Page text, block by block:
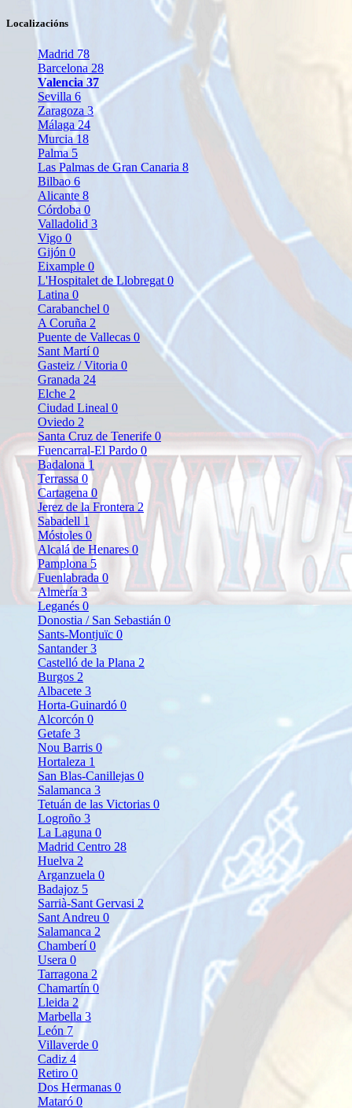
Localizacións
Madrid 78
Barcelona 28
Valencia 37
Sevilla 6
Zaragoza 3
Málaga24
Murcia18
Palma 5
Las Palmas de Gran Canaria 8
Bilbao 6
Alicante 8
Córdoba 0
Valladolid 3
Vigo 0
Gijón 0
Eixample 0
L'Hospitalet de Llobregat 0
Latina 0
Carabanchel 0
A Coruña 2
Puente de Vallecas 0
Sant Martí0
Gasteiz / Vitoria 0
Granada 24
Elche 2
Ciudad Lineal 0
Oviedo 2
Santa Cruz de Tenerife0
Fuencarral-El Pardo 0
Badalona 1
Terrassa 0
Cartagena 0
Jerez de la Frontera 2
Sabadell 1
Móstoles0
Alcalá de Henares 0
Pamplona 5
Fuenlabrada 0
Almería3
Leganés0
Donostia / San Sebastián 0
Sants-Montjuïc 0
Santander3
Castelló de la Plana 2
Burgos 2
Albacete 3
Horta-Guinardó 0
Alcorcón 0
Getafe 3
Nou Barris 0
Hortaleza 1
San Blas-Canillejas 0
Salamanca 3
Tetuán de las Victorias 0
Logroño 3
La Laguna 0
Madrid Centro 28
Huelva 2
Arganzuela 0
Badajoz 5
Sarrià-Sant Gervasi2
Sant Andreu 0
Salamanca 2
Chamberí0
Usera 0
Tarragona 2
Chamartín 0
Lleida 2
Marbella3
León 7
Villaverde 0
Cadiz 4
Retiro 0
Dos Hermanas 0
Mataró 0